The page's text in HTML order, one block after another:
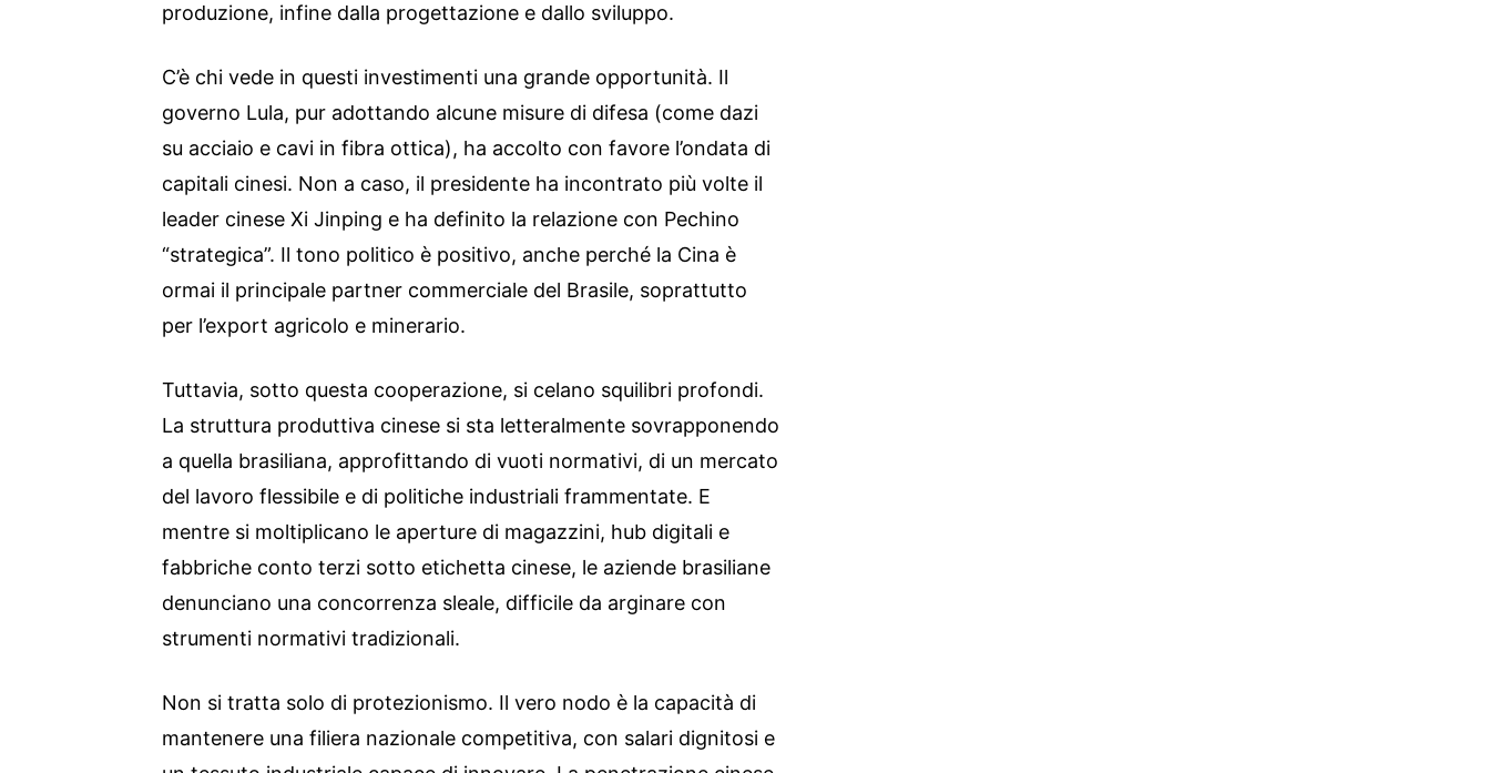
produzione, infine dalla progettazione e dallo sviluppo.
C’è chi vede in questi investimenti una grande opportunità. Il
governo Lula, pur adottando alcune misure di difesa (come dazi
su acciaio e cavi in fibra ottica), ha accolto con favore l’ondata di
capitali cinesi. Non a caso, il presidente ha incontrato più volte il
leader cinese Xi Jinping e ha definito la relazione con Pechino
“strategica”. Il tono politico è positivo, anche perché la Cina è
ormai il principale partner commerciale del Brasile, soprattutto
per l’export agricolo e minerario.
Tuttavia, sotto questa cooperazione, si celano squilibri profondi.
La struttura produttiva cinese si sta letteralmente sovrapponendo
a quella brasiliana, approfittando di vuoti normativi, di un mercato
del lavoro flessibile e di politiche industriali frammentate. E
mentre si moltiplicano le aperture di magazzini, hub digitali e
fabbriche conto terzi sotto etichetta cinese, le aziende brasiliane
denunciano una concorrenza sleale, difficile da arginare con
strumenti normativi tradizionali.
Non si tratta solo di protezionismo. Il vero nodo è la capacità di
mantenere una filiera nazionale competitiva, con salari dignitosi e